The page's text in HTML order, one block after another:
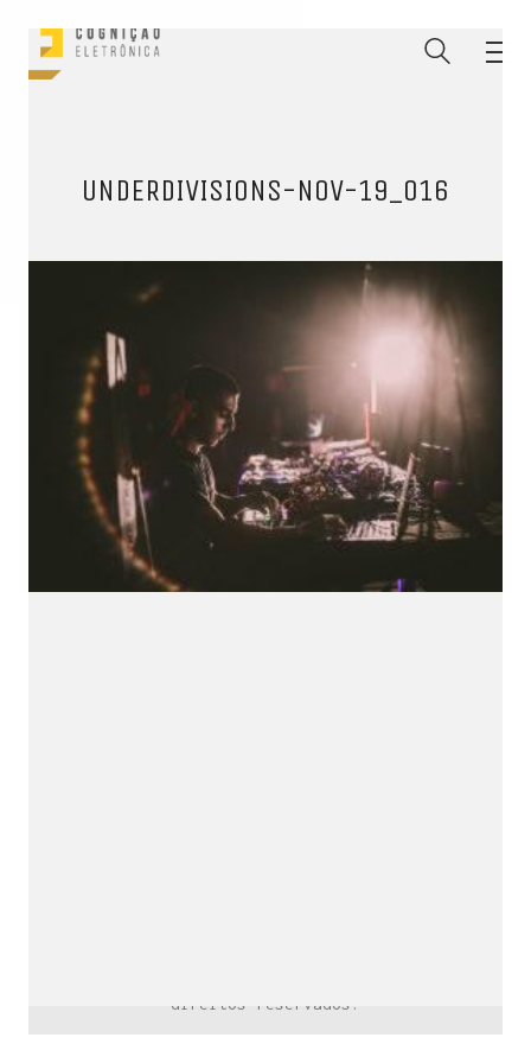
UNDERDIVISIONS-NOV-19_016
ENTRE PARA O NOSSOMEMBERS CLUB
E receba códigos promocionais para festas, free
downloads e mais.
direitos reservados.